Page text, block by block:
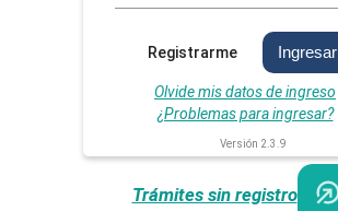
Registrarme Ingresar
Olvide mis datos de ingreso
¿Problemas para ingresar?
Versión 2.3.9
Trámites sin registro